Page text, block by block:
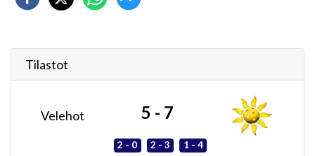
Tilastot
Velehot 5 - 7
2 - 0 2 - 3 1 - 4